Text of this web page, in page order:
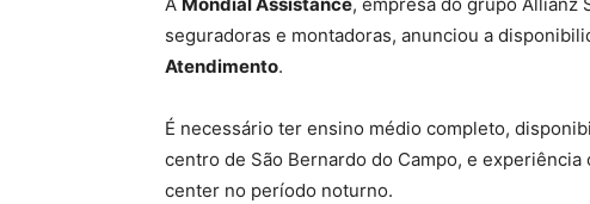
A Mondial Assistance, empresa do grupo Allianz
seguradoras e montadoras, anunciou a
Atendimento.
É necessário ter ensino médio completo,
centro de São Bernardo do Campo, e
center no período noturno.